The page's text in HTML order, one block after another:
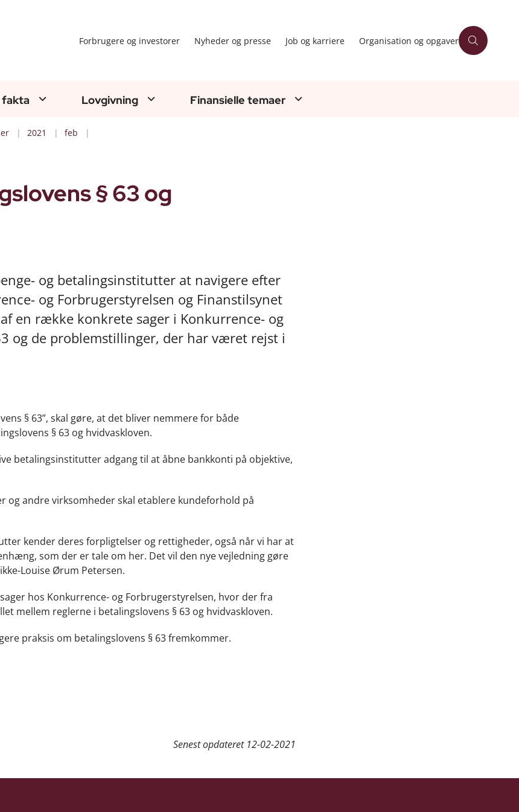
Forbrugere og investorer Nyheder og presse Job og karriere Organisation og opgaver
fakta Lovgivning Finansielle temaer
2021
feb
§ 63 og
og betalingsinstitutter at navigere efter
og Forbrugerstyrelsen og Finanstilsynet
en række konkrete sager i Konkurrence- og
og de problemstillinger, der har været rejst i
§ 63”, skal gøre, at det bliver nemmere for både
§ 63 og hvidvaskloven.
betalingsinstitutter adgang til at åbne bankkonti på objektive,
og andre virksomheder skal etablere kundeforhold på
kender deres forpligtelser og rettigheder, også når vi har at
som der er tale om her. Det vil den nye vejledning gøre
Louise Ørum Petersen.
hos Konkurrence- og Forbrugerstyrelsen, hvor der fra
mellem reglerne i betalingslovens § 63 og hvidvaskloven.
praksis om betalingslovens § 63 fremkommer.
Senest opdateret 12-02-2021